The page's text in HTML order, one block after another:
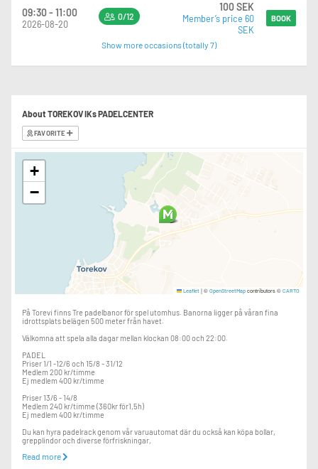
09:30 - 11:00
2026-08-20
0/12
100 SEK
Member’s price 60
SEK
BOOK
Show more occasions (totally 7)
About TOREKOV IKs PADELCENTER
FAVORITE
+
−
Leaflet |© OpenStreetMap contributors © CARTO
På Torevi finns Tre padelbanor för spel utomhus. Banorna ligger på våran fina
idrottsplats belägen 500 meter från havet.
Välkomna att spela alla dagar mellan klockan 08:00 och 22:00.
PADEL
Priser 1/1 -12/6 och 15/8 - 31/12
Medlem 200 kr/timme
Ej medlem 400 kr/timme
Priser 13/6 - 14/8
Medlem 240 kr/timme (360kr för1,5h)
Ej medlem 400 kr/timme
Du kan hyra padelrack genom vår varuautomat där du också kan köpa bollar,
grepplindor och diverse förfriskningar,
Padelmedlemskap i Torekovs IK 300 kr/kalenderår
Read more